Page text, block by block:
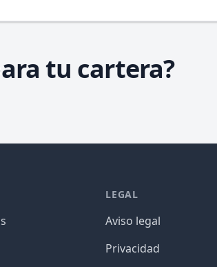
tu cartera?
LEGAL
Aviso legal
Privacidad